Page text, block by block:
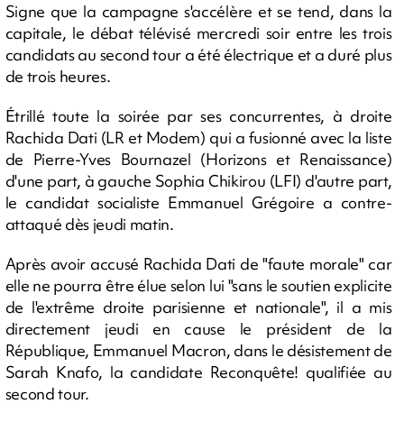
Signe que la campagne s'accélère et se tend, dans la
capitale, le débat télévisé mercredi soir entre les trois
candidats au second tour a été électrique et a duré plus
de trois heures.
Étrillé toute la soirée par ses concurrentes, à droite
Rachida Dati (LR et Modem) qui a fusionné avec la liste
de Pierre-Yves Bournazel (Horizons et Renaissance)
d'une part, à gauche Sophia Chikirou (LFI) d'autre part,
le candidat socialiste Emmanuel Grégoire a contre-
attaqué dès jeudi matin.
Après avoir accusé Rachida Dati de "faute morale" car
elle ne pourra être élue selon lui "sans le soutien explicite
de l'extrême droite parisienne et nationale", il a mis
directement jeudi en cause le président de la
République, Emmanuel Macron, dans le désistement de
Sarah Knafo, la candidate Reconquête! qualifiée au
second tour.